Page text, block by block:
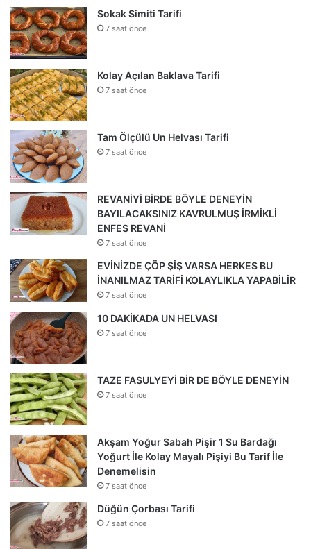
Sokak Simiti Tarifi
7 saat önce
Kolay Açılan Baklava Tarifi
7 saat önce
Tam Ölçülü Un Helvası Tarifi
7 saat önce
REVANİYİ BİRDE BÖYLE DENEYİN
BAYILACAKSINIZ KAVRULMUŞ İRMİKLİ
ENFES REVANİ
7 saat önce
EVİNİZDE ÇÖP ŞİŞ VARSA HERKES BU
İNANILMAZ TARİFİ KOLAYLIKLA YAPABİLİR
7 saat önce
10 DAKİKADA UN HELVASI
7 saat önce
TAZE FASULYEYİ BİR DE BÖYLE DENEYİN
7 saat önce
Akşam Yoğur Sabah Pişir 1 Su Bardağı
Yoğurt İle Kolay Mayalı Pişiyi Bu Tarif İle
Denemelisin
7 saat önce
Düğün Çorbası Tarifi
7 saat önce